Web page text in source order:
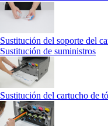
Sustitución del soporte del
Sustitución de suministros
Sustitución del cartucho de